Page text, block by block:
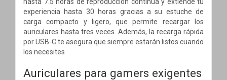
experiencia hasta 30 horas gracias a su estuche de
carga compacto y ligero, que permite recargar los
auriculares hasta tres veces. Además, la recarga rápida
por USB-C te asegura que siempre estarán listos cuando
los necesites
Auriculares para gamers exigentes